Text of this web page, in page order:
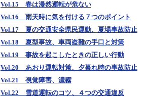
Vol.15 春は漫然運転が危ない
Vol.16 雨天時に気を付ける７つのポイント
Vol.17 夏の交通安全県民運動、夏場事故防止
Vol.18 夏型事故、車両盗難の手口と対策
Vol.19 事故を起こしたときの正しい行動
Vol.20 あおり運転対策、夕暮れ時の事故防止
Vol.21 視覚障害、濃霧
Vol.22 雪道運転のコツ、４つの交通違反